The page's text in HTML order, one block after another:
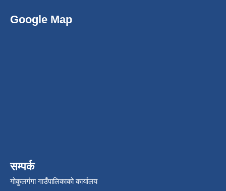
Google Map
सम्पर्क
गोकुलगंगा गाउँपालिकाको कार्यालय